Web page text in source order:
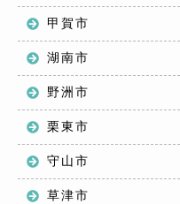
甲賀市
湖南市
野洲市
栗東市
守山市
草津市